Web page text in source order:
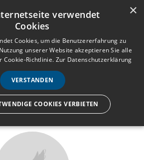
Anmelden Registrieren
e
n
ü
los,
×
verwendet
Cookies
Cookies, um die Benutzererfahrung zu
unserer Website akzeptieren Sie alle
Cookie-Richtlinie. Zur Datenschutzerklärung
VERSTANDEN
COOKIES VERBIETEN